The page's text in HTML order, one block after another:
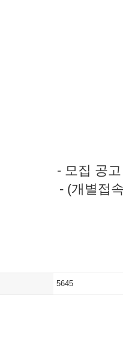
- 모집 공고
- (개별접
5645